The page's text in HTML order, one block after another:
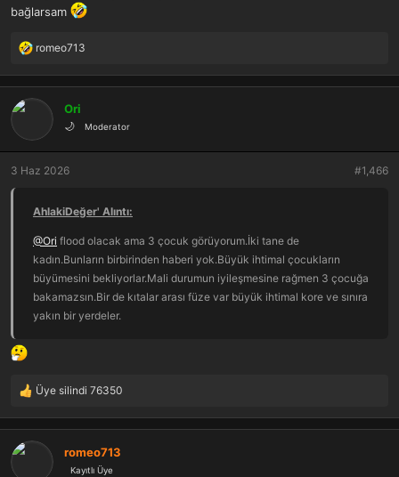
bağlarsam
T
p
k
l
e
romeo713
Ori
🌙 Moderator
3 Haz 2026 #1,466
AhlakiDeğer' Alıntı:
@Ori flood olacak ama 3 çocuk görüyorum.İki tane de
kadın.Bunların birbirinden haberi yok.Büyük ihtimal çocukların
büyümesini bekliyorlar.Mali durumun iyileşmesine rağmen 3 çocuğa
bakamazsın.Bir de kıtalar arası füze var büyük ihtimal kore ve sınıra
yakın bir yerdeler.
T
p
k
Üye silindi 76350
romeo713
Kayıtlı Üye